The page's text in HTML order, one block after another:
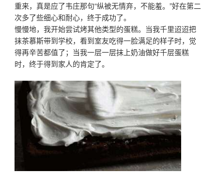
重来，真是应了韦庄那句“纵被无情弃，不能羞。”好在第二
次多了些细心和耐心，终于成功了。
慢慢地，我开始尝试烤其他类型的蛋糕。当我千里迢迢把
抹茶慕斯带到学校，看到室友吃得一脸满足的样子时，觉
得再辛苦都值了；当我一层一层抹上奶油做好千层蛋糕
时，终于得到家人的肯定了。